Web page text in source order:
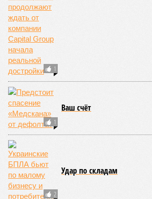
Новости smi2.ru
крутой нрав – когда покажет снова?
Земля уже не раз показывала
нрав – когда покажет снова?
Последние времена